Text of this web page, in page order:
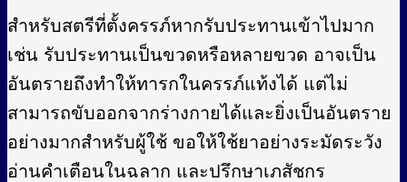
สำหรับสตรีที่ตั้งครรภ์หากรับประทานเข้าไปมาก
เช่น รับประทานเป็นขวดหรือหลายขวด อาจเป็น
อันตรายถึงทำให้ทารกในครรภ์แท้งได้ แต่ไม่
สามารถขับออกจากร่างกายได้และยิ่งเป็นอันตราย
อย่างมากสำหรับผู้ใช้ ขอให้ใช้ยาอย่างระมัดระวัง
อ่านคำเตือนในฉลาก และปรึกษาเภสัชกร